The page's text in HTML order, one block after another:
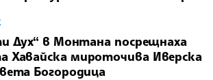
Дух“ в Монтана посрещнаха
Хавайска мироточива Иверска
Богородица